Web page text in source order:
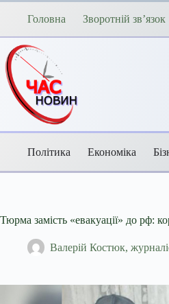
Перейти
Головна Зворотній зв’язок
Політика Економіка
Тюрма замість «евакуації» до рф:
Валерій Костюк,